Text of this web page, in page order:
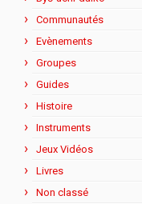
Communautés
Evènements
Groupes
Guides
Histoire
Instruments
Jeux Vidéos
Livres
Non classé